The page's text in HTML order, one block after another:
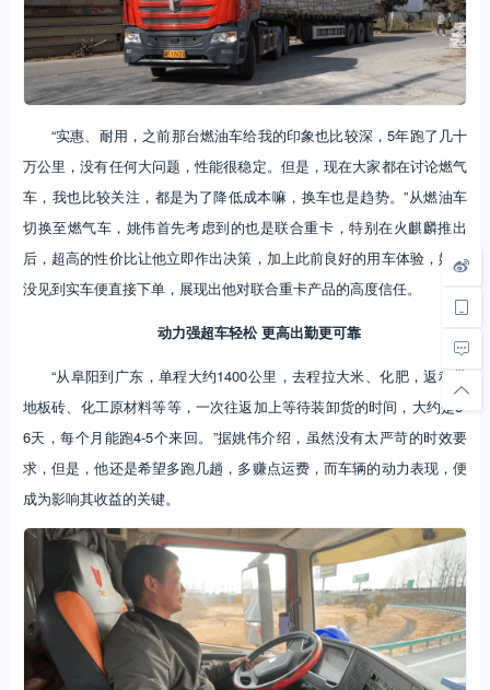
“实惠、耐用，之前那台燃油车给我的印象也比较深，5年跑了几十
万公里，没有任何大问题，性能很稳定。但是，现在大家都在讨论燃气
车，我也比较关注，都是为了降低成本嘛，换车也是趋势。”从燃油车
切换至燃气车，姚伟首先考虑到的也是联合重卡，特别在火麒麟推出
后，超高的性价比让他立即作出决策，加上此前良好的用车体验，姚伟
没见到实车便直接下单，展现出他对联合重卡产品的高度信任。
动力强超车轻松 更高出勤更可靠
“从阜阳到广东，单程大约1400公里，去程拉大米、化肥，返程带
地板砖、化工原材料等等，一次往返加上等待装卸货的时间，大约是5-
6天，每个月能跑4-5个来回。”据姚伟介绍，虽然没有太严苛的时效要
求，但是，他还是希望多跑几趟，多赚点运费，而车辆的动力表现，便
成为影响其收益的关键。